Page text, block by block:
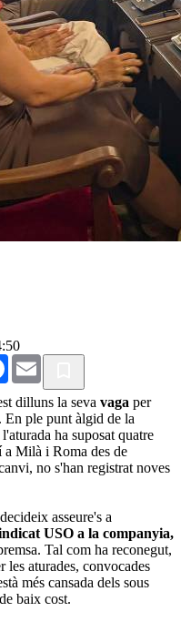
Facebook
Email
dilluns la seva vaga per
ple punt àlgid de la
ha suposat quatre
a Milà i Roma des de
no s'han registrat noves
asseure's a
USO a la companyia,
Tal com ha reconegut,
les aturades, convocades
més cansada dels sous
baix cost.